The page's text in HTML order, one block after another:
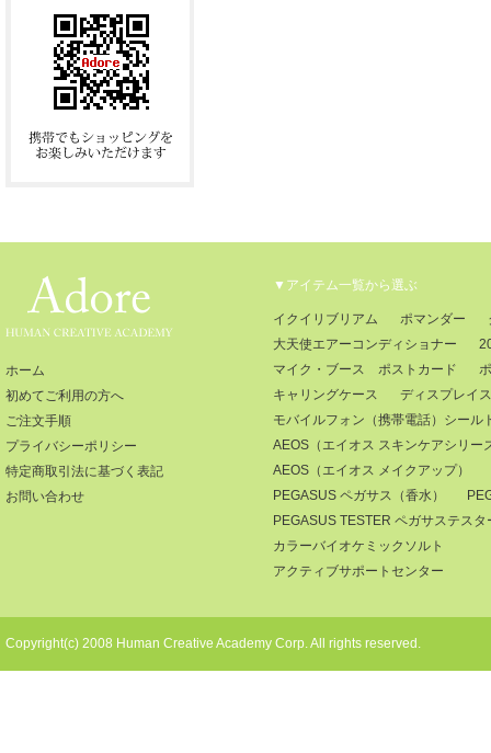
ホーム
初めてご利用の方へ
ご注文手順
プライバシーポリシー
特定商取引法に基づく表記
お問い合わせ
▼アイテム一覧から選ぶ
イクイリブリアム ポマンダー
大天使エアーコンディショナー
マイク・ブース ポストカード
キャリングケース
ディスプレイ
モバイルフォン（携帯電話）シール
AEOS（エイオス スキンケアシリー
AEOS（エイオス メイクアップ）
PEGASUS ペガサス（香水）
PEGASUS TESTER ペガサステス
カラーバイオケミックソルト
アクティブサポートセンター
Copyright(c) 2008 Human Creative Academy Corp. All rights reserved.